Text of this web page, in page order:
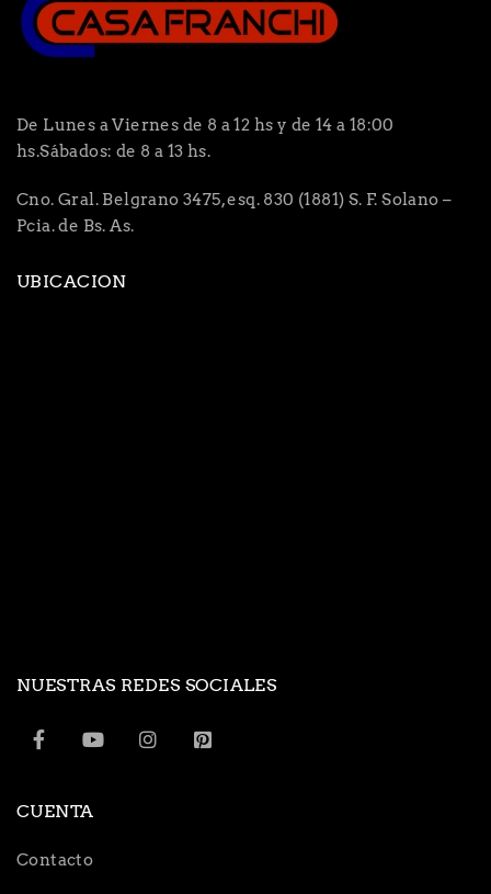
De Lunes a Viernes de 8 a 12 hs y de 14 a 18:00
hs.Sábados: de 8 a 13 hs.
Cno. Gral. Belgrano 3475, esq. 830 (1881) S. F. Solano –
Pcia. de Bs. As.
UBICACION
NUESTRAS REDES SOCIALES
CUENTA
Contacto